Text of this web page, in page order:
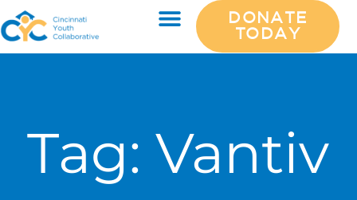
DONATE
TODAY
Tag: Vantiv